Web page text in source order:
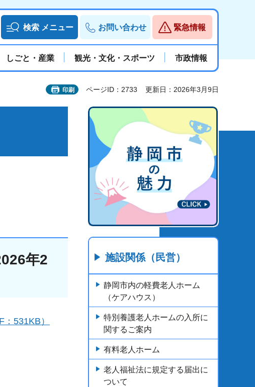
検索 メニュー お問い合わせ 緊急情報
しごと・産業 観光・文化・スポーツ 市政情報
印刷 ページID：2733 更新日：2026年3月9日
年2
531KB）
施設関係（民営）
静岡市内の軽費老人ホーム
（ケアハウス）
特別養護老人ホームの入所に
関するご案内
有料老人ホーム
老人福祉法に規定する届出に
ついて